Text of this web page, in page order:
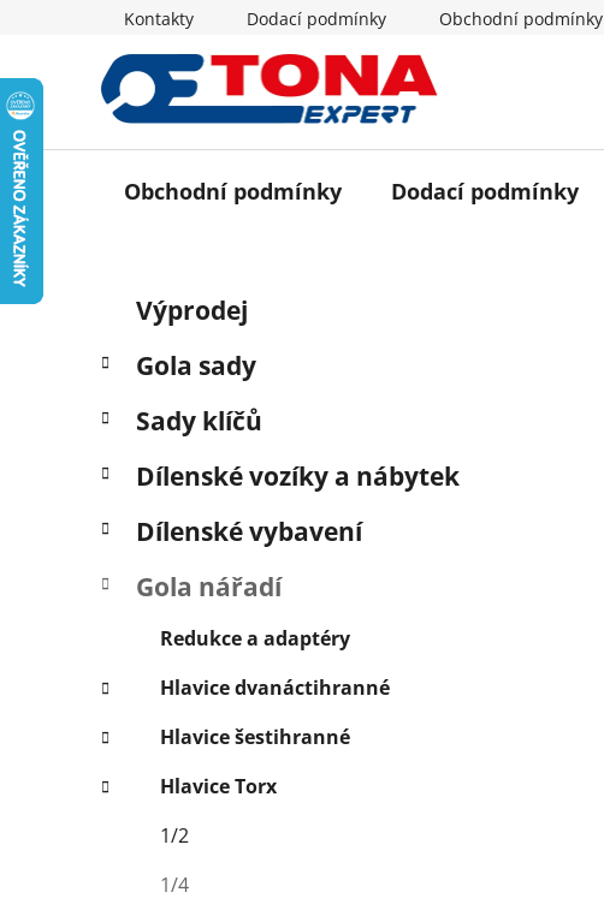
Kontakty Dodací podmínky Obchodní podmínky
Obchodní podmínky Dodací podmínky
s
r
n
n
í
p
l
Přeskočit
kategorie
e
o
i
Výprodej
Gola sady
Sady klíčů
Dílenské vozíky a nábytek
Dílenské vybavení
Gola nářadí
Redukce a adaptéry
Hlavice dvanáctihranné
Hlavice šestihranné
Hlavice Torx
1/2
1/4